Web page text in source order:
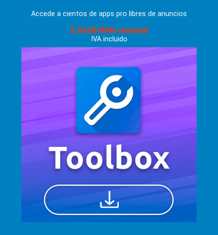
Accede a cientos de apps pro libres de anuncios
$ 30.00 MXN semanal
IVA incluido